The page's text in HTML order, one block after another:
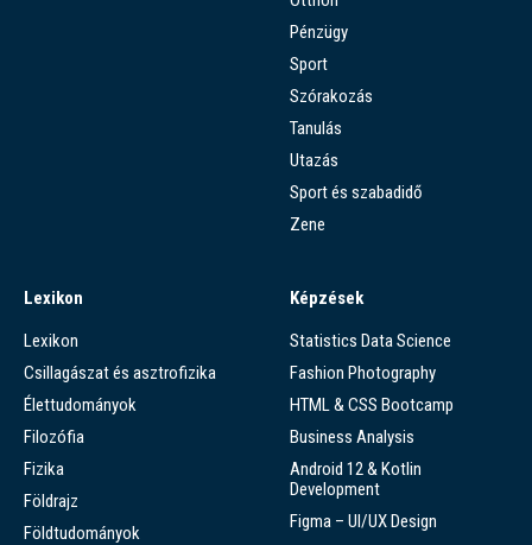
Pénzügy
Sport
Szórakozás
Tanulás
Utazás
Sport és szabadidő
Zene
Lexikon
Lexikon
Csillagászat és asztrofizika
Élettudományok
Filozófia
Fizika
Földrajz
Földtudományok
Képzések
Statistics Data Science
Fashion Photography
HTML & CSS Bootcamp
Business Analysis
Android 12 & Kotlin
Development
Figma – UI/UX Design